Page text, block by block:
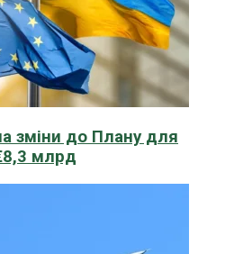
зміни до Плану для
млрд